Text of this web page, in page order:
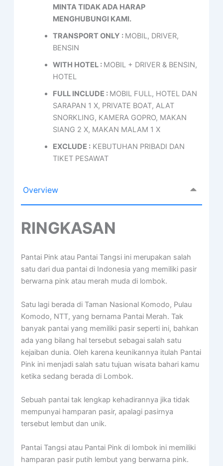
MINTA TIDAK ADA HARAP
MENGHUBUNGI KAMI.
TRANSPORT ONLY : MOBIL, DRIVER,
BENSIN
WITH HOTEL : MOBIL + DRIVER & BENSIN,
HOTEL
FULL INCLUDE : MOBIL FULL, HOTEL DAN
SARAPAN 1 X, PRIVATE BOAT, ALAT
SNORKLING, KAMERA GOPRO, MAKAN
SIANG 2 X, MAKAN MALAM 1 X
EXCLUDE : KEBUTUHAN PRIBADI DAN
TIKET PESAWAT
Overview
RINGKASAN
Pantai Pink atau Pantai Tangsi ini merupakan salah
satu dari dua pantai di Indonesia yang memiliki pasir
berwarna pink atau merah muda di lombok.
Satu lagi berada di Taman Nasional Komodo, Pulau
Komodo, NTT, yang bernama Pantai Merah. Tak
banyak pantai yang memiliki pasir seperti ini, bahkan
ada yang bilang hal tersebut sebagai salah satu
kejaiban dunia. Oleh karena keunikannya itulah Pantai
Pink ini menjadi salah satu tujuan wisata bahari kamu
ketika sedang berada di Lombok.
Sebuah pantai tak lengkap kehadirannya jika tidak
mempunyai hamparan pasir, apalagi pasirnya
tersebut lembut dan unik.
Pantai Tangsi atau Pantai Pink di lombok ini memiliki
hamparan pasir putih lembut yang berwarna pink.